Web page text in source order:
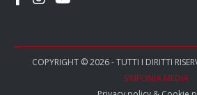
COPYRIGHT © 2026 - TUTTI I DIRITTI
SINFONIA MEDIA